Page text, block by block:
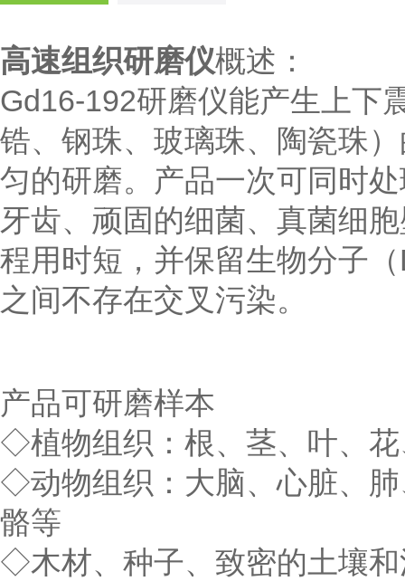
高速组织研磨仪概述：
Gd16-192研磨仪能产生上下
锆、钢珠、玻璃珠、陶瓷珠
匀的研磨。产品一次可同时
牙齿、顽固的细菌、真菌细
程用时短，并保留生物分子
之间不存在交叉污染。
产品可研磨样本
◇植物组织：根、茎、叶、
◇动物组织：大脑、心脏、
骼等
◇木材、种子、致密的土壤